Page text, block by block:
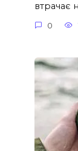
втрачає
0